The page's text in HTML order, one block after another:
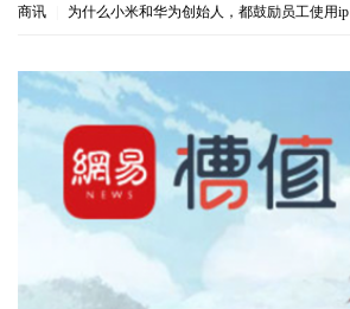
商讯 为什么小米和华为创始人，都鼓励员工使用ip